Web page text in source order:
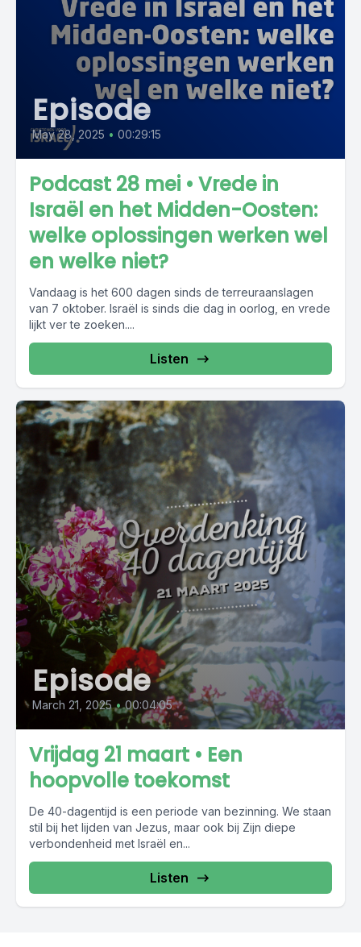
Episode
May 28, 2025 • 00:29:15
Podcast 28 mei • Vrede in
Israël en het Midden-Oosten:
welke oplossingen werken wel
en welke niet?
Vandaag is het 600 dagen sinds de terreuraanslagen
van 7 oktober. Israël is sinds die dag in oorlog, en vrede
lijkt ver te zoeken....
Listen
Episode
March 21, 2025 • 00:04:05
Vrijdag 21 maart • Een
hoopvolle toekomst
De 40-dagentijd is een periode van bezinning. We staan
stil bij het lijden van Jezus, maar ook bij Zijn diepe
verbondenheid met Israël en...
Listen